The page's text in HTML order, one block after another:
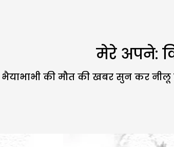
मेरे अपने:
की मौत की खबर सुन कर नीलू